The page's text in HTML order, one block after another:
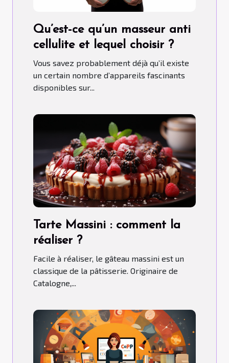
Qu’est-ce qu’un masseur anti
cellulite et lequel choisir ?
Vous savez probablement déjà qu’il existe
un certain nombre d’appareils fascinants
disponibles sur...
Tarte Massini : comment la
réaliser ?
Facile à réaliser, le gâteau massini est un
classique de la pâtisserie. Originaire de
Catalogne,...